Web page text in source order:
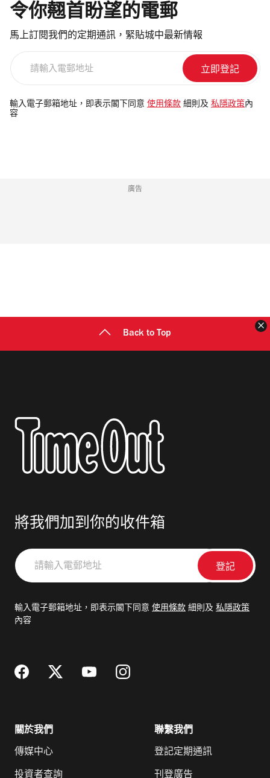
令你翹首盼望的電郵
馬上訂閱我們的定期通訊，緊貼城中最新情報
電
郵
輸入電子郵箱地址，即表示閣下同意 使用條款 細則及 私隱政策內
容
廣告
Back to Top
將我們加到你的收件箱
請
輸
郵
輸入電子郵箱地址，即表示閣下同意 使用條款 細則及 私隱政策
內容
關於我們
傳媒中心
投資者查詢
聯繫我們
登記定期通訊
刊登廣告